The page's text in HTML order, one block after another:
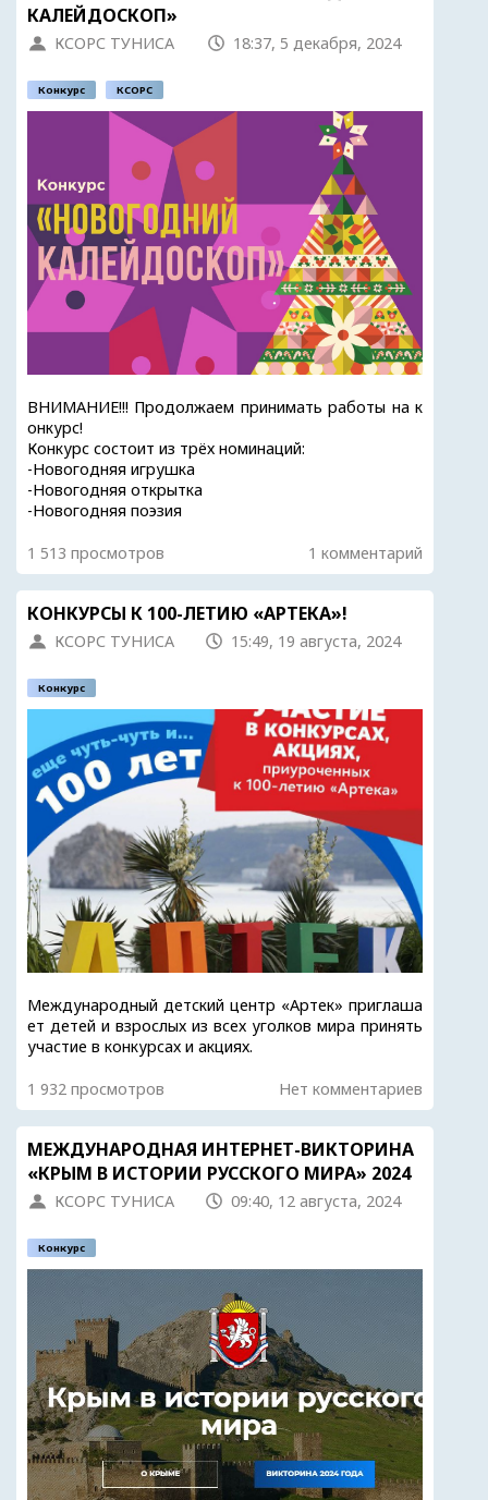
КАЛЕЙДОСКОП»
КСОРС ТУНИСА 18:37, 5 декабря, 2024
Конкурс КСОРС
ВНИМАНИЕ!!! Продолжаем принимать работы на к
онкурс!
Конкурс состоит из трёх номинаций:
-Новогодняя игрушка
-Новогодняя открытка
-Новогодняя поэзия
1 513 просмотров 1 комментарий
КОНКУРСЫ К 100-ЛЕТИЮ «АРТЕКА»!
КСОРС ТУНИСА 15:49, 19 августа, 2024
Конкурс
Международный детский центр «Артек» приглаша
ет детей и взрослых из всех уголков мира принять
участие в конкурсах и акциях.
1 932 просмотров Нет комментариев
МЕЖДУНАРОДНАЯ ИНТЕРНЕТ-ВИКТОРИНА
«КРЫМ В ИСТОРИИ РУССКОГО МИРА» 2024
КСОРС ТУНИСА 09:40, 12 августа, 2024
Конкурс